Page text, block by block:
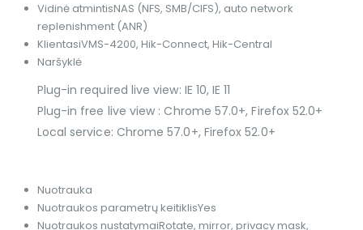
Vidinė atmintisNAS (NFS, SMB/CIFS), auto network
replenishment (ANR)
KlientasiVMS-4200, Hik-Connect, Hik-Central
Naršyklė
Plug-in required live view: IE 10, IE 11
Plug-in free live view : Chrome 57.0+, Firefox 52.0+
Local service: Chrome 57.0+, Firefox 52.0+
Nuotrauka
Nuotraukos parametrų keitiklisYes
Nuotraukos nustatymaiRotate, mirror, privacy mask,